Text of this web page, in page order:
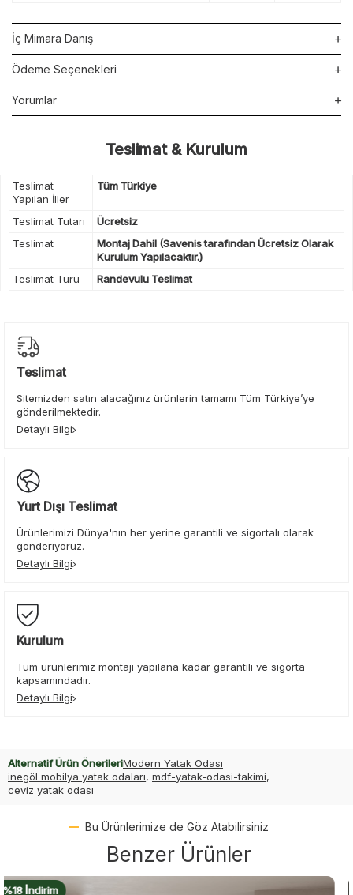
İç Mimara Danış
Ödeme Seçenekleri
Yorumlar
Teslimat & Kurulum
Teslimat
Yapılan İller
Tüm Türkiye
Teslimat Tutarı
Ücretsiz
Teslimat
Montaj Dahil (Savenis tarafından Ücretsiz Olarak
Kurulum Yapılacaktır.)
Teslimat Türü
Randevulu Teslimat
Teslimat
Sitemizden satın alacağınız ürünlerin tamamı Tüm Türkiye’ye
gönderilmektedir.
Detaylı Bilgi
Yurt Dışı Teslimat
Ürünlerimizi Dünya'nın her yerine garantili ve sigortalı olarak
gönderiyoruz.
Detaylı Bilgi
Kurulum
Tüm ürünlerimiz montajı yapılana kadar garantili ve sigorta
kapsamındadır.
Detaylı Bilgi
Alternatif Ürün ÖnerileriModern Yatak Odası
inegöl mobilya yatak odaları, mdf-yatak-odasi-takimi,
ceviz yatak odası
Bu Ürünlerimize de Göz Atabilirsiniz
Benzer Ürünler
%18 İndirim